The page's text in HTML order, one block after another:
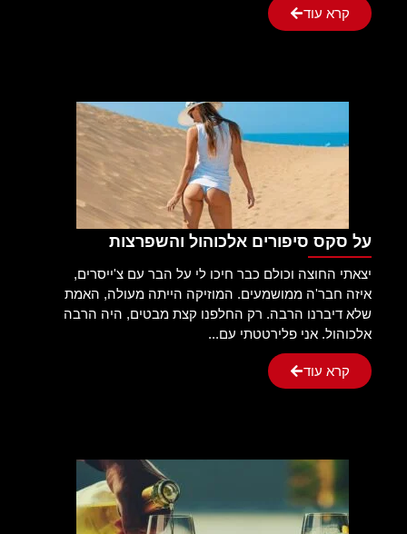
קרא עוד
על סקס סיפורים אלכוהול והשפרצות
יצאתי החוצה וכולם כבר חיכו לי על הבר עם צ'ייסרים,
איזה חבר'ה ממושמעים. המוזיקה הייתה מעולה, האמת
שלא דיברנו הרבה. רק החלפנו קצת מבטים, היה הרבה
אלכוהול. אני פלירטטתי עם...
קרא עוד